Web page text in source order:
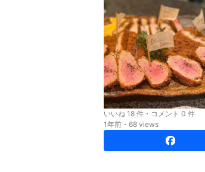
いいね 18 件・コメント 0 件
1年前・68 views